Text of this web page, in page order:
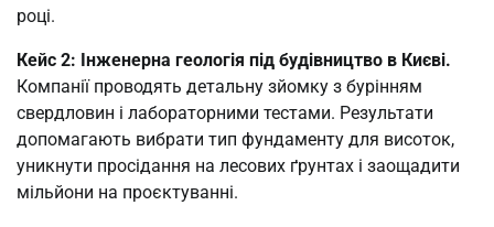
році.
Кейс 2: Інженерна геологія під будівництво в Києві.
Компанії проводять детальну зйомку з бурінням
свердловин і лабораторними тестами. Результати
допомагають вибрати тип фундаменту для висоток,
уникнути просідання на лесових ґрунтах і заощадити
мільйони на проєктуванні.